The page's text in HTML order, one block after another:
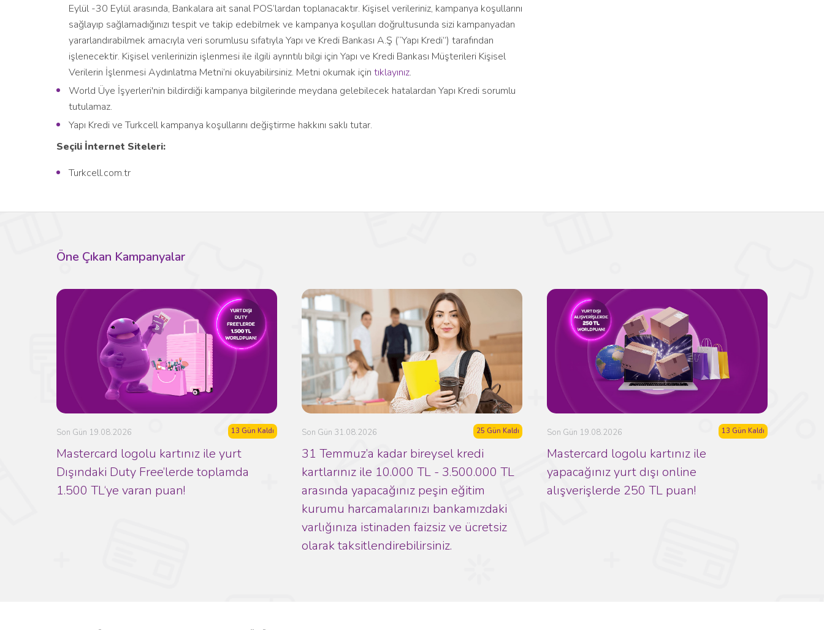
Eylül -30 Eylül arasında, Bankalara ait sanal POS’lardan toplanacaktır. Kişisel verileriniz, kampanya koşullarını
sağlayıp sağlamadığınızı tespit ve takip edebilmek ve kampanya koşulları doğrultusunda sizi kampanyadan
yararlandırabilmek amacıyla veri sorumlusu sıfatıyla Yapı ve Kredi Bankası A.Ş (“Yapı Kredi”) tarafından
işlenecektir. Kişisel verilerinizin işlenmesi ile ilgili ayrıntılı bilgi için Yapı ve Kredi Bankası Müşterileri Kişisel
Verilerin İşlenmesi Aydınlatma Metni’ni okuyabilirsiniz. Metni okumak için tıklayınız.
World Üye İşyerleri'nin bildirdiği kampanya bilgilerinde meydana gelebilecek hatalardan Yapı Kredi sorumlu
tutulamaz.
Yapı Kredi ve Turkcell kampanya koşullarını değiştirme hakkını saklı tutar.
Seçili İnternet Siteleri:
Turkcell.com.tr
Öne Çıkan Kampanyalar
Son Gün 19.08.2026 13 Gün Kaldı
Mastercard logolu kartınız ile yurt
Dışındaki Duty Free’lerde toplamda
1.500 TL‘ye varan puan!
Son Gün 31.08.2026 25 Gün Kaldı
31 Temmuz’a kadar bireysel kredi
kartlarınız ile 10.000 TL - 3.500.000 TL
arasında yapacağınız peşin eğitim
kurumu harcamalarınızı bankamızdaki
varlığınıza istinaden faizsiz ve ücretsiz
olarak taksitlendirebilirsiniz.
Son Gün 19.08.2026 13 Gün Kaldı
Mastercard logolu kartınız ile
yapacağınız yurt dışı online
alışverişlerde 250 TL puan!